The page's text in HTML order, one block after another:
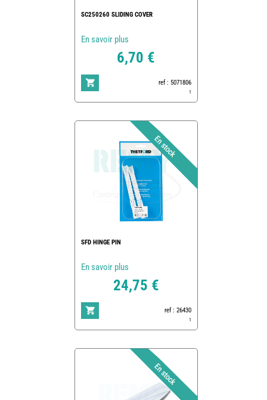
SC250260 SLIDING COVER
En savoir plus
6,70 €
ref : 5071806
1
SFD HINGE PIN
En savoir plus
24,75 €
ref : 26430
1